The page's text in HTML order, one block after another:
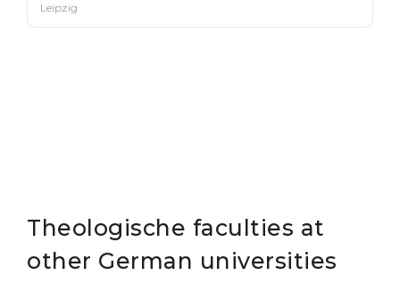
Leipzig
Theologische faculties at
other German universities